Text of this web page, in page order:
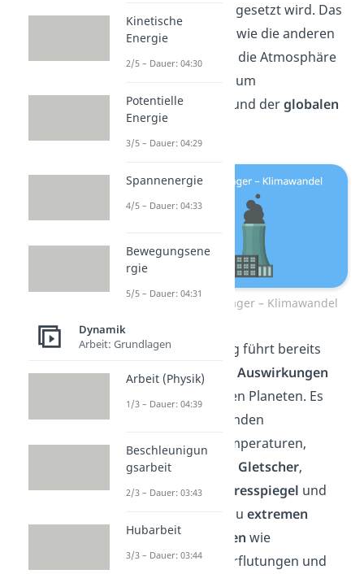
Brennstoffen freigesetzt wird. Das
gelangt genauso wie die anderen
Treibhausgase in die Atmosphäre
und trägt somit zum
Treibhauseffekt
und derglobalen
Erwärmung
Fossile Energieträger – Klimawandel
Diese Erwärmung führt bereits
heute zustarken Auswirkungen
auf dem gesamten Planeten. Es
kommt zu steigenden
Durchschnittstemperaturen,
abschmelzenden Gletscher,
steigendem Meeresspiegel und
immer häufiger zu extremen
Wetterereignissen wie
Hitzewellen, Überflutungen und
Kinetische
Energie
2/5 – Dauer: 04:30
Potentielle
Energie
3/5 – Dauer: 04:29
Spannenergie
4/5 – Dauer: 04:33
Bewegungsene
rgie
5/5 – Dauer: 04:31
Dynamik
Arbeit: Grundlagen
Arbeit (Physik)
1/3 – Dauer: 04:39
Beschleunigun
gsarbeit
2/3 – Dauer: 03:43
Hubarbeit
3/3 – Dauer: 03:44